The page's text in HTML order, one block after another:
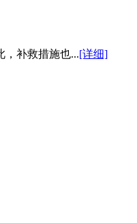
，补救措施也...[详细]